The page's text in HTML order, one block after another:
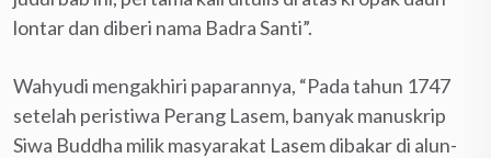
lontar dan diberi nama Badra Santi”.
Wahyudi mengakhiri paparannya, “Pada tahun 1747
setelah peristiwa Perang Lasem, banyak manuskrip
Siwa Buddha milik masyarakat Lasem dibakar di alun-